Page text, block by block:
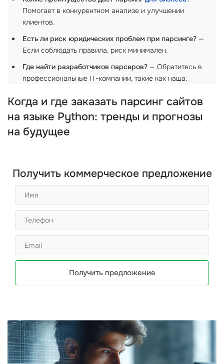
Помогает в конкурентном анализе и улучшении
клиентов.
Есть ли риск юридических проблем при парсинге? —
Если соблюдать правила, риск минимален.
Где найти разработчиков парсеров? — Обратитесь в
профессиональные IT-компании, такие как наша.
Когда и где заказать парсинг сайтов
на языке Python: тренды и прогнозы
на будущее
Получить коммерческое предложение
Получить предложение